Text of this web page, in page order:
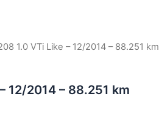
1.0 VTi Like – 12/2014 – 88.251 km
12/2014 – 88.251 km